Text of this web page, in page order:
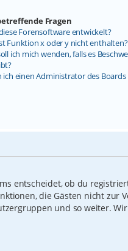
Fragen
Forensoftware entwickelt?
Funktion x oder y nicht enthalten?
ich mich wenden, falls es
ich einen Administrator des
entscheidet, ob du
die Gästen nicht zur
und so weiter.